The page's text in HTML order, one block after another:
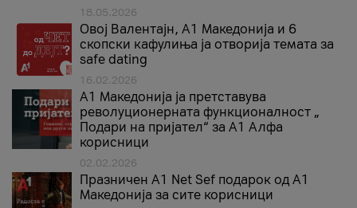
18.05.2026
Овој Валентајн, A1 Македонија и 6
скопски кафулиња ја отворија темата за
safe dating
16.02.2026
А1 Македонија ја претставува
револуционерната функционалност „
Подари на пријател“ за А1 Алфа
корисници
02.02.2026
Празничен A1 Net Sеf подарок од А1
Македонија за сите корисници